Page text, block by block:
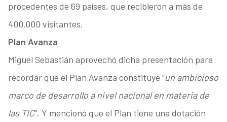
procedentes de 69 países, que recibieron a más de
400.000 visitantes.
Plan Avanza
Miguel Sebastián aprovechó dicha presentación para
recordar que el Plan Avanza constituye “un ambicioso
marco de desarrollo a nivel nacional en materia de
las TIC”. Y mencionó que el Plan tiene una dotación